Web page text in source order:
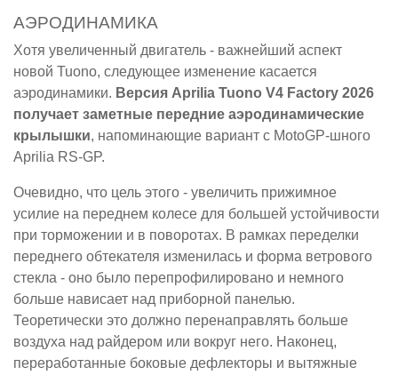
АЭРОДИНАМИКА
Хотя увеличенный двигатель - важнейший аспект
новой Tuono, следующее изменение касается
аэродинамики. Версия Aprilia Tuono V4 Factory 2026
получает заметные передние аэродинамические
крылышки, напоминающие вариант с MotoGP-шного
Aprilia RS-GP.
Очевидно, что цель этого - увеличить прижимное
усилие на переднем колесе для большей устойчивости
при торможении и в поворотах. В рамках переделки
переднего обтекателя изменилась и форма ветрового
стекла - оно было перепрофилировано и немного
больше нависает над приборной панелью.
Теоретически это должно перенаправлять больше
воздуха над райдером или вокруг него. Наконец,
переработанные боковые дефлекторы и вытяжные